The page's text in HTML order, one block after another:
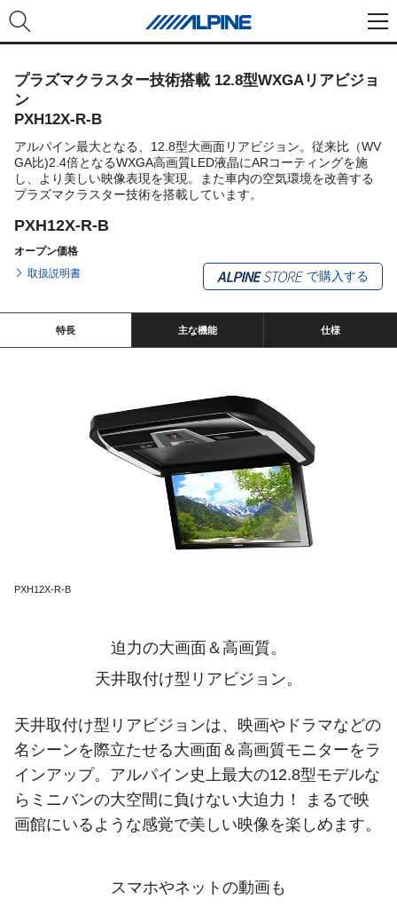
プラズマクラスター技術搭載 12.8型WXGAリアビジョ
ン
PXH12X-R-B
アルパイン最大となる、12.8型大画面リアビジョン。従来比（WV
GA比)2.4倍となるWXGA高画質LED液晶にARコーティングを施
し、より美しい映像表現を実現。また車内の空気環境を改善する
プラズマクラスター技術を搭載しています。
PXH12X-R-B
オープン価格
取扱説明書
で購入する
特長 主な機能 仕様
PXH12X-R-B
迫力の大画面＆高画質。
天井取付け型リアビジョン。
天井取付け型リアビジョンは、映画やドラマなどの
名シーンを際立たせる大画面＆高画質モニターをラ
インアップ。アルパイン史上最大の12.8型モデルな
らミニバンの大空間に負けない大迫力！ まるで映
画館にいるような感覚で美しい映像を楽しめます。
スマホやネットの動画も